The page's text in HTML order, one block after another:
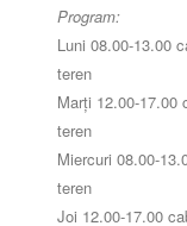
Program:
Luni 08.00-13.00
teren
Marți 12.00-17.00
teren
Miercuri 08.00-
teren
Joi 12.00-17.00